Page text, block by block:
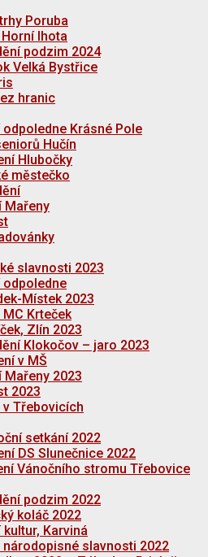
Poruba
lhota
podzim 2024
Velká Bystřice
hranic
odpoledne Krásné Pole
Hučín
Hlubočky
městečko
Mařeny
slavnosti 2023
odpoledne
Místek 2023
MC Krteček
Zlín 2023
Klokočov – jaro 2023
v MŠ
Mařeny 2023
2023
v Třebovicích
setkání 2022
DS Slunečnice 2022
Vánočního stromu Třebovice
podzim 2022
koláč 2022
kultur, Karviná
národopisné slavnosti 2022